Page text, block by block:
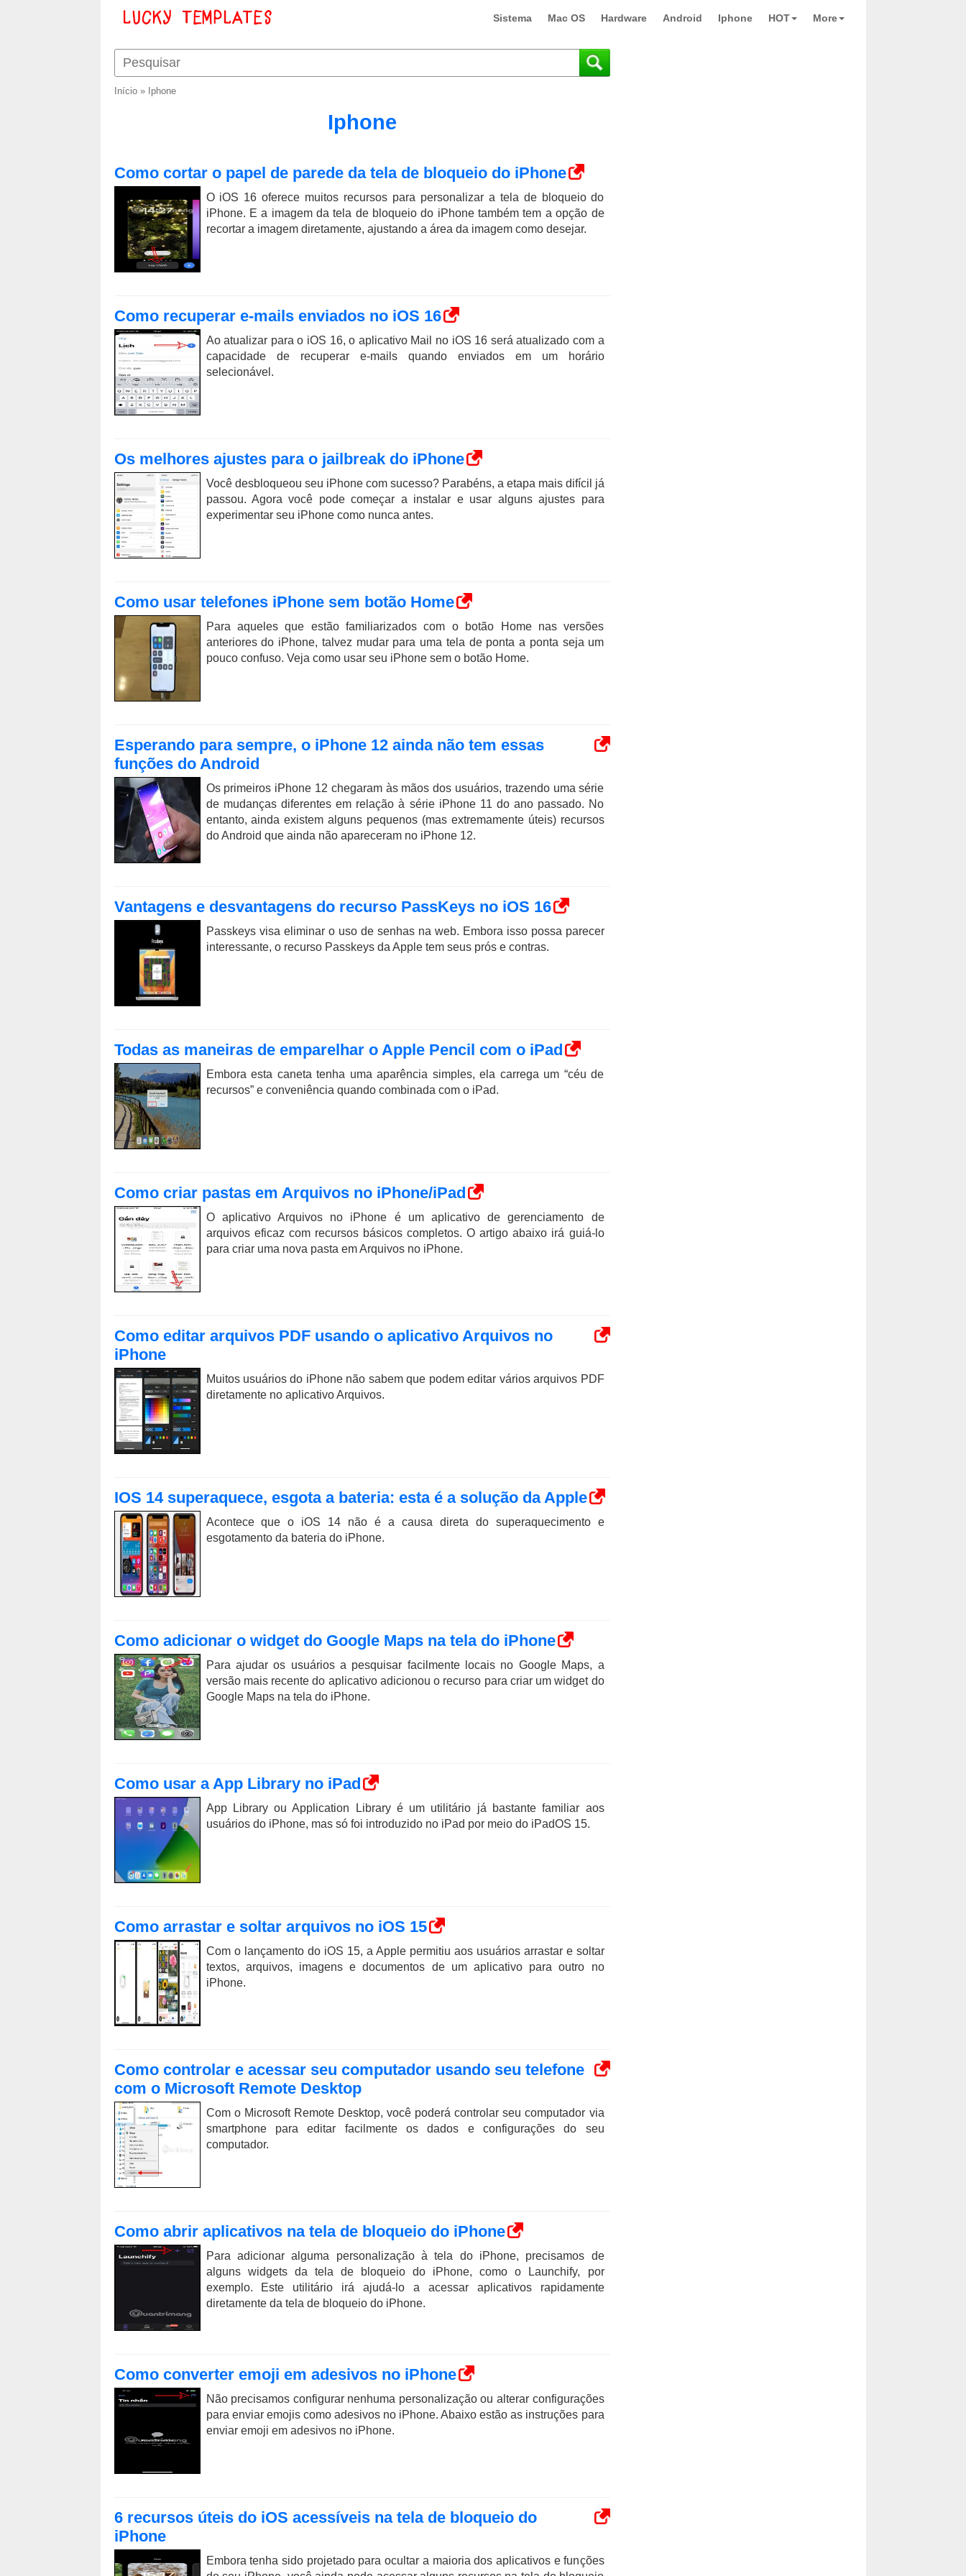
Sistema Mac OS Hardware Android Iphone HOT More
Início» Iphone
Iphone
Como cortar o papel de parede da tela de bloqueio do iPhone
O iOS 16 oferece muitos recursos para personalizar a tela de bloqueio do
iPhone. E a imagem da tela de bloqueio do iPhone também tem a opção de
recortar a imagem diretamente, ajustando a área da imagem como desejar.
Como recuperar e-mails enviados no iOS 16
Ao atualizar para o iOS 16, o aplicativo Mail no iOS 16 será atualizado com a
capacidade de recuperar e-mails quando enviados em um horário
selecionável.
Os melhores ajustes para o jailbreak do iPhone
Você desbloqueou seu iPhone com sucesso? Parabéns, a etapa mais difícil já
passou. Agora você pode começar a instalar e usar alguns ajustes para
experimentar seu iPhone como nunca antes.
Como usar telefones iPhone sem botão Home
Para aqueles que estão familiarizados com o botão Home nas versões
anteriores do iPhone, talvez mudar para uma tela de ponta a ponta seja um
pouco confuso. Veja como usar seu iPhone sem o botão Home.
Esperando para sempre, o iPhone 12 ainda não tem essas
funções do Android
Os primeiros iPhone 12 chegaram às mãos dos usuários, trazendo uma série
de mudanças diferentes em relação à série iPhone 11 do ano passado. No
entanto, ainda existem alguns pequenos (mas extremamente úteis) recursos
do Android que ainda não apareceram no iPhone 12.
Vantagens e desvantagens do recurso PassKeys no iOS 16
Passkeys visa eliminar o uso de senhas na web. Embora isso possa parecer
interessante, o recurso Passkeys da Apple tem seus prós e contras.
Todas as maneiras de emparelhar o Apple Pencil com o iPad
Embora esta caneta tenha uma aparência simples, ela carrega um “céu de
recursos” e conveniência quando combinada com o iPad.
Como criar pastas em Arquivos no iPhone/iPad
O aplicativo Arquivos no iPhone é um aplicativo de gerenciamento de
arquivos eficaz com recursos básicos completos. O artigo abaixo irá guiá-lo
para criar uma nova pasta em Arquivos no iPhone.
Como editar arquivos PDF usando o aplicativo Arquivos no
iPhone
Muitos usuários do iPhone não sabem que podem editar vários arquivos PDF
diretamente no aplicativo Arquivos.
IOS 14 superaquece, esgota a bateria: esta é a solução da Apple
Acontece que o iOS 14 não é a causa direta do superaquecimento e
esgotamento da bateria do iPhone.
Como adicionar o widget do Google Maps na tela do iPhone
Para ajudar os usuários a pesquisar facilmente locais no Google Maps, a
versão mais recente do aplicativo adicionou o recurso para criar um widget do
Google Maps na tela do iPhone.
Como usar a App Library no iPad
App Library ou Application Library é um utilitário já bastante familiar aos
usuários do iPhone, mas só foi introduzido no iPad por meio do iPadOS 15.
Como arrastar e soltar arquivos no iOS 15
Com o lançamento do iOS 15, a Apple permitiu aos usuários arrastar e soltar
textos, arquivos, imagens e documentos de um aplicativo para outro no
iPhone.
Como controlar e acessar seu computador usando seu telefone
com o Microsoft Remote Desktop
Com o Microsoft Remote Desktop, você poderá controlar seu computador via
smartphone para editar facilmente os dados e configurações do seu
computador.
Como abrir aplicativos na tela de bloqueio do iPhone
Para adicionar alguma personalização à tela do iPhone, precisamos de
alguns widgets da tela de bloqueio do iPhone, como o Launchify, por
exemplo. Este utilitário irá ajudá-lo a acessar aplicativos rapidamente
diretamente da tela de bloqueio do iPhone.
Como converter emoji em adesivos no iPhone
Não precisamos configurar nenhuma personalização ou alterar configurações
para enviar emojis como adesivos no iPhone. Abaixo estão as instruções para
enviar emoji em adesivos no iPhone.
6 recursos úteis do iOS acessíveis na tela de bloqueio do
iPhone
Embora tenha sido projetado para ocultar a maioria dos aplicativos e funções